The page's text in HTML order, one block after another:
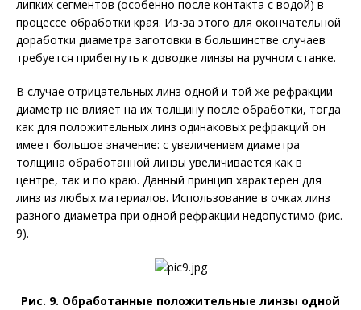
липких сегментов (особенно после контакта с водой) в
процессе обработки края. Из-за этого для окончательной
доработки диаметра заготовки в большинстве случаев
требуется прибегнуть к доводке линзы на ручном станке.
В случае отрицательных линз одной и той же ре­фрак­ции
диаметр не влияет на их толщину после обработки, тогда
как для положительных линз одинаковых ре­фракций он
имеет большое значение: с увеличением диаметра
толщина обработанной линзы увеличивается как в
центре, так и по краю. Данный принцип характерен для
линз из любых материалов. Использование в очках линз
разного диаметра при одной рефракции недопустимо (рис.
9).
Рис. 9. Обработанные положительные линзы одной